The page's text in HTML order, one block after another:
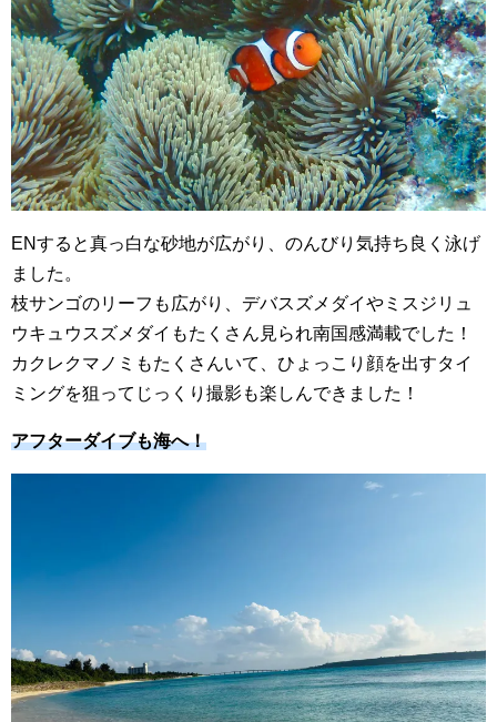
ENすると真っ白な砂地が広がり、のんびり気持ち良く泳げ
ました。
枝サンゴのリーフも広がり、デバスズメダイやミスジリュ
ウキュウスズメダイもたくさん見られ南国感満載でした！
カクレクマノミもたくさんいて、ひょっこり顔を出すタイ
ミングを狙ってじっくり撮影も楽しんできました！
アフターダイブも海へ！